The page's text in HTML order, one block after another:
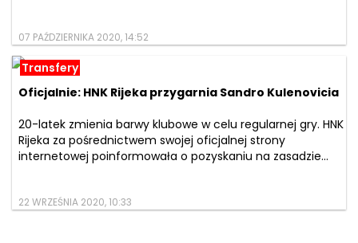
07 PAŹDZIERNIKA 2020, 14:52
Transfery
Oficjalnie: HNK Rijeka przygarnia Sandro Kulenovicia
20-latek zmienia barwy klubowe w celu regularnej gry. HNK
Rijeka za pośrednictwem swojej oficjalnej strony
internetowej poinformowała o pozyskaniu na zasadzie...
22 WRZEŚNIA 2020, 10:33